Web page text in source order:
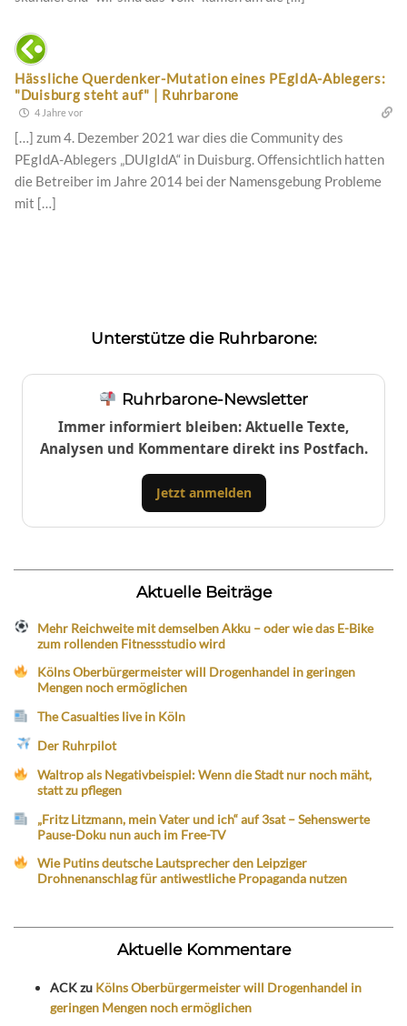
Hässliche Querdenker-Mutation eines PEgIdA-Ablegers:
"Duisburg steht auf" | Ruhrbarone
4 Jahre vor
[…] zum 4. Dezember 2021 war dies die Community des
PEgIdA-Ablegers „DUIgIdA“ in Duisburg. Offensichtlich hatten
die Betreiber im Jahre 2014 bei der Namensgebung Probleme
mit […]
Unterstütze die Ruhrbarone:
Ruhrbarone-Newsletter
Immer informiert bleiben: Aktuelle Texte,
Analysen und Kommentare direkt ins Postfach.
Jetzt anmelden
Aktuelle Beiträge
Mehr Reichweite mit demselben Akku – oder wie das E-Bike
zum rollenden Fitnessstudio wird
Kölns Oberbürgermeister will Drogenhandel in geringen
Mengen noch ermöglichen
The Casualties live in Köln
Der Ruhrpilot
Waltrop als Negativbeispiel: Wenn die Stadt nur noch mäht,
statt zu pflegen
„Fritz Litzmann, mein Vater und ich“ auf 3sat – Sehenswerte
Pause-Doku nun auch im Free-TV
Wie Putins deutsche Lautsprecher den Leipziger
Drohnenanschlag für antiwestliche Propaganda nutzen
Aktuelle Kommentare
ACKzu Kölns Oberbürgermeister will Drogenhandel in
geringen Mengen noch ermöglichen